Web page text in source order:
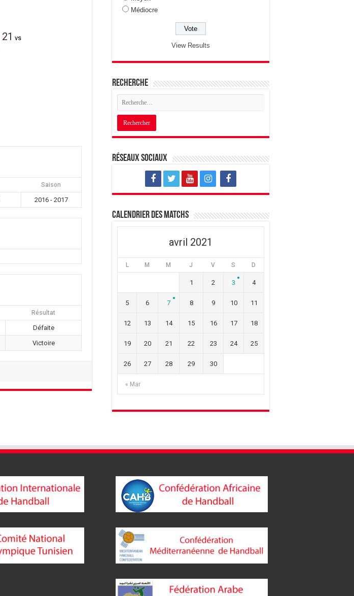
21 vs
Saison
2016 - 2017
Résultat
Défaite
Victoire
Médiocre
View Results
Recherche
Réseaux sociaux
Calendrier des matchs
avril 2021
L M M J V S D
« Mar
1 2 3 4
5 6 7 8 9 10 11
12 13 14 15 16 17 18
19 20 21 22 23 24 25
26 27 28 29 30